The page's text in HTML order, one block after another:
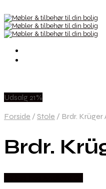
Udsalg 21%
Forside / Stole / Brdr.
Brdr.